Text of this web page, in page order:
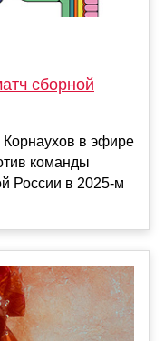
сборной
в эфире
команды
России в 2025‑м